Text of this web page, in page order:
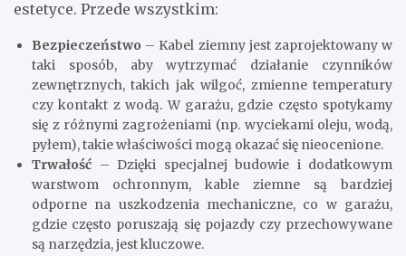
estetyce. Przede wszystkim:
Bezpieczeństwo – Kabel ziemny jest zaprojektowany w
taki sposób, aby wytrzymać działanie czynników
zewnętrznych, takich jak wilgoć, zmienne temperatury
czy kontakt z wodą. W garażu, gdzie często spotykamy
się z różnymi zagrożeniami (np. wyciekami oleju, wodą,
pyłem), takie właściwości mogą okazać się nieocenione.
Trwałość – Dzięki specjalnej budowie i dodatkowym
warstwom ochronnym, kable ziemne są bardziej
odporne na uszkodzenia mechaniczne, co w garażu,
gdzie często poruszają się pojazdy czy przechowywane
są narzędzia, jest kluczowe.